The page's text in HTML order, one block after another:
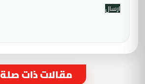
مقالات ذات صلة